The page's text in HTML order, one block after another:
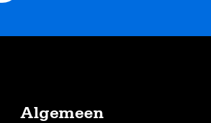
Algemeen